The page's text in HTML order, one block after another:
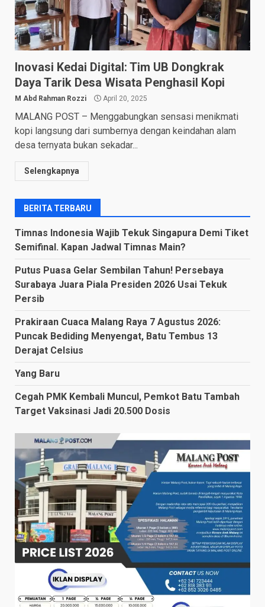
Inovasi Kedai Digital: Tim UB Dongkrak
Daya Tarik Desa Wisata Penghasil Kopi
M Abd Rahman Rozzi April 20, 2025
MALANG POST – Menggabungkan sensasi menikmati
kopi langsung dari sumbernya dengan keindahan alam
desa ternyata bukan sekadar...
Selengkapnya
BERITA TERBARU
Timnas Indonesia Wajib Tekuk Singapura Demi Tiket
Semifinal. Kapan Jadwal Timnas Main?
Putus Puasa Gelar Sembilan Tahun! Persebaya
Surabaya Juara Piala Presiden 2026 Usai Tekuk
Persib
Prakiraan Cuaca Malang Raya 7 Agustus 2026:
Puncak Bediding Menyengat, Batu Tembus 13
Derajat Celsius
Yang Baru
Cegah PMK Kembali Muncul, Pemkot Batu Tambah
Target Vaksinasi Jadi 20.500 Dosis